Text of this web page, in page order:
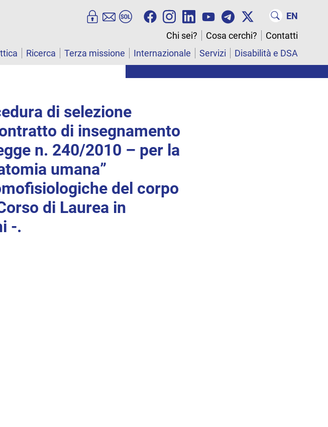
EN
Chi sei?
Cosa cerchi?
Contatti
Ricerca Terza missione Internazionale Servizi Disabilità e DSA
di selezione
di insegnamento
n. 240/2010 – per la
umana”
del corpo
di Laurea in
-.